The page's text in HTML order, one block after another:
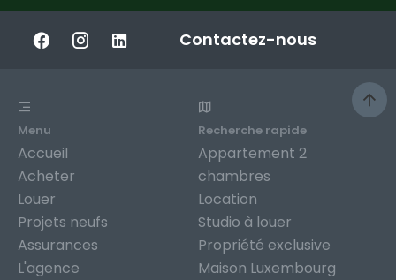
Contactez-nous
Menu
Accueil
Acheter
Louer
Projets neufs
Assurances
L'agence
Recherche rapide
Appartement 2
chambres
Location
Studio à louer
Propriété exclusive
Maison Luxembourg